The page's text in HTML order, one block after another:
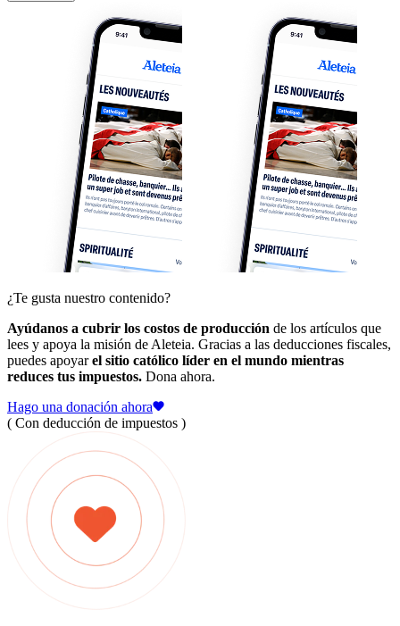
¿Te gusta nuestro contenido?
Ayúdanos a cubrir los costos de producción de los artículos que
lees y apoya la misión de Aleteia. Gracias a las deducciones fiscales,
puedes apoyarel sitio católico líder en el mundo mientras
reduces tus impuestos. Dona ahora.
Hago una donación ahora
( Con deducción de impuestos )